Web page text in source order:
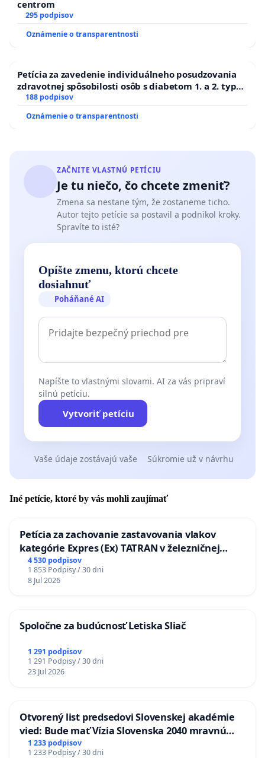
centrom
295 podpisov
Oznámenie o transparentnosti
Petícia za zavedenie individuálneho posudzovania
zdravotnej spôsobilosti osôb s diabetom 1. a 2. typu
pri prijímaní do Policajného zboru SR
188 podpisov
Oznámenie o transparentnosti
ZAČNITE VLASTNÚ PETÍCIU
Je tu niečo, čo chcete zmeniť?
Zmena sa nestane tým, že zostaneme ticho.
Autor tejto petície sa postavil a podnikol kroky.
Spravíte to isté?
Opíšte zmenu, ktorú chcete
dosiahnuť
Poháňané AI
Napíšte to vlastnými slovami. AI za vás pripraví
silnú petíciu.
Vytvoriť petíciu
Vaše údaje zostávajú vaše Súkromie už v návrhu
Iné petície, ktoré by vás mohli zaujímať
Petícia za zachovanie zastavovania vlakov
kategórie Expres (Ex) TATRAN v železničnej
stanici Púchov
4 530 podpisov
1 853 Podpisy / 30 dni
8 Jul 2026
Spoločne za budúcnosť Letiska Sliač
1 291 podpisov
1 291 Podpisy / 30 dni
23 Jul 2026
Otvorený list predsedovi Slovenskej akadémie
vied: Bude mať Vízia Slovenska 2040 mravnú
chrbticu?
1 233 podpisov
1 233 Podpisy / 30 dni